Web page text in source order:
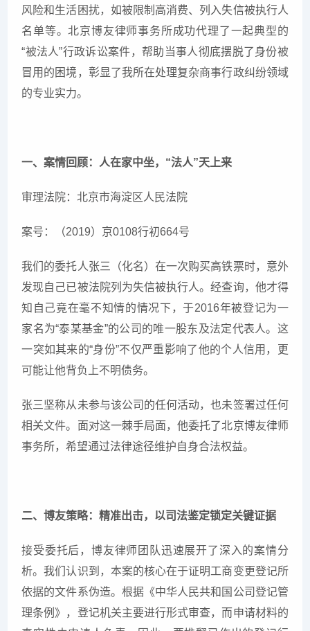
风险和生活困扰，如被限制高消费、列入失信被执行人
名单等。北京博友律师事务所成功代理了一起典型的
“被法人”行政诉讼案件，帮助当事人彻底摆脱了身份被
冒用的困境，彰显了我所在处理复杂商事行政纠纷领域
的专业实力。
一、案情回顾：人在家中坐，“法人”天上来
审理法院：北京市海淀区人民法院
案号：（2019）京0108行初664号
我们的委托人张三（化名）在一次购买高铁票时，意外
发现自己已被法院列为失信被执行人。经查询，他才得
知自己竟在毫不知情的情况下，于2016年被登记为一
家名为“泰某基金”的公司的唯一股东及法定代表人。这
一突如其来的“身份”不仅严重影响了他的个人信用，更
可能让他背负上不明债务。
张三坚称从未参与该公司的任何活动，也未签署过任何
相关文件。面对这一棘手局面，他委托了北京博友律师
事务所，希望通过法律途径维护自身合法权益。
二、博友策略：精准出击，以司法鉴定锁定关键证据
接受委托后，博友律师团队迅速展开了深入的案情分
析。我们认识到，本案的核心在于证明工商变更登记所
依据的文件系伪造。根据《中华人民共和国公司登记管
理条例》，登记机关主要进行形式审查，而申请材料的